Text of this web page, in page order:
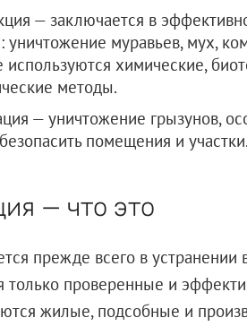
— заключается в
уничтожение муравьев, мух,
используются химические,
методы.
— уничтожение грызунов,
помещения и участки.
— что это
прежде всего в
только проверенные и
жилые, подсобные и